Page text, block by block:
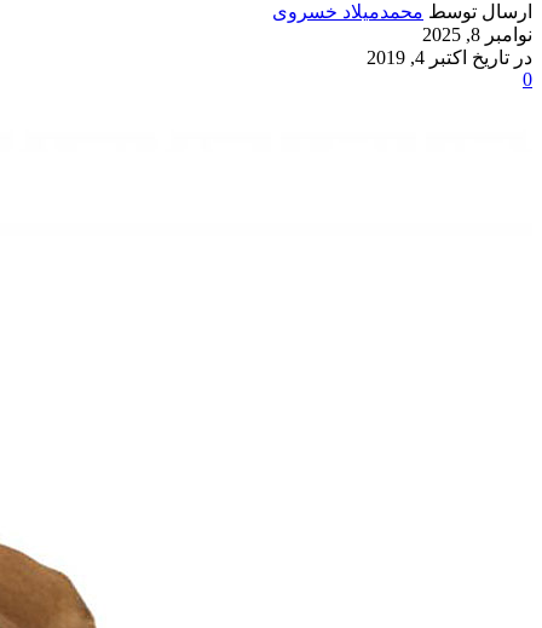
ارسال توسط محمدمیلاد خسروی
نوامبر 8, 2025
در تاریخ اکتبر 4, 2019
0